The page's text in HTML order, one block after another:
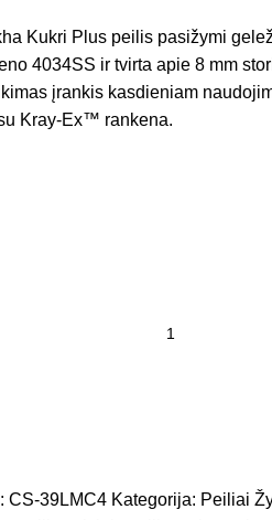
Kukri Plus peilis pasižymi
4034SS ir tvirta apie 8 mm
įrankis kasdieniam
Kray-Ex™ rankena.
CS-39LMC4 Kategorija: Peiliai